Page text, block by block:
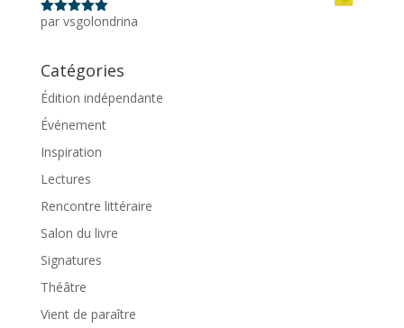
Note5sur
par vsgolondrina
Catégories
Édition indépendante
Événement
Inspiration
Lectures
Rencontre littéraire
Salon du livre
Signatures
Théâtre
Vient de paraître